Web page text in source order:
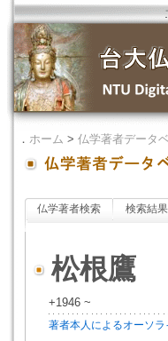
． ホーム > 仏学著者データ
仏学著者検索 検索結果
松根鷹
+1946 ~
著者本人によるオーソラ